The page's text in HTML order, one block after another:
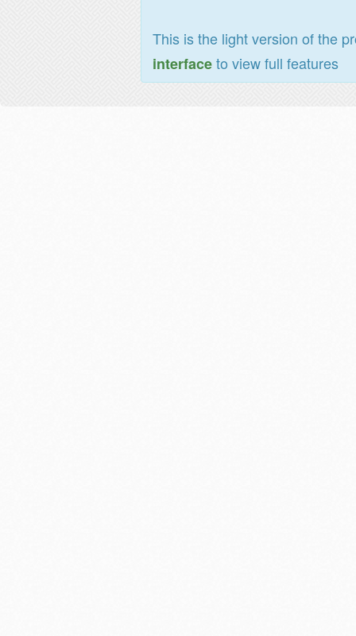
This is the light version of the
interfaceto view full features